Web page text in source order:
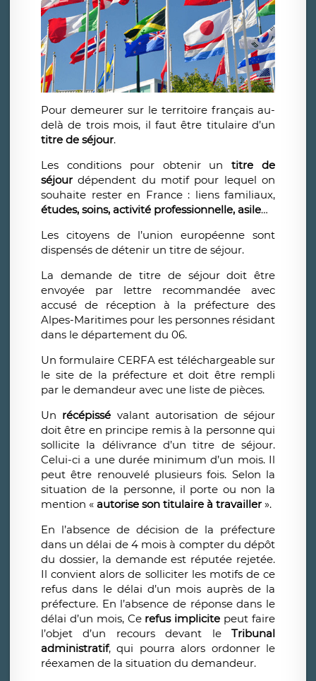
Pour demeurer sur le territoire français au-
delà de trois mois, il faut être titulaire d’un
titre de séjour.
Les conditions pour obtenir untitre de
séjour dépendent du motif pour lequel on
souhaite rester en France : liens familiaux,
études, soins, activité professionnelle, asile…
Les citoyens de l’union européenne sont
dispensés de détenir un titre de séjour.
La demande de titre de séjour doit être
envoyée par lettre recommandée avec
accusé de réception à la préfecture des
Alpes-Maritimes pour les personnes résidant
dans le département du 06.
Un formulaire CERFA est téléchargeable sur
le site de la préfecture et doit être rempli
par le demandeur avec une liste de pièces.
Un récépissé valant autorisation de séjour
doit être en principe remis à la personne qui
sollicite la délivrance d’un titre de séjour.
Celui-ci a une durée minimum d’un mois. Il
peut être renouvelé plusieurs fois. Selon la
situation de la personne, il porte ou non la
mention « autorise son titulaire à travailler ».
En l’absence de décision de la préfecture
dans un délai de 4 mois à compter du dépôt
du dossier, la demande est réputée rejetée.
Il convient alors de solliciter les motifs de ce
refus dans le délai d’un mois auprès de la
préfecture. En l’absence de réponse dans le
délai d’un mois, Ce refus implicite peut faire
l’objet d’un recours devant le Tribunal
administratif, qui pourra alors ordonner le
réexamen de la situation du demandeur.